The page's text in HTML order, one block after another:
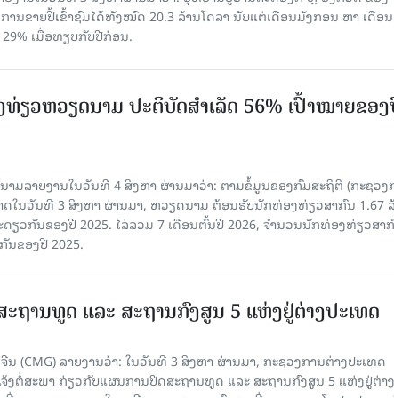
ການຂາຍປີ້ເຂົ້າຊົມໄດ້ທັງໝົດ 20.3 ລ້ານໂດລາ ນັບແຕ່ເດືອນມັງກອນ ຫາ ເດືອນ
ເມື່ອທຽບກັບປີກ່ອນ.
ຽວຫວຽດນາມ ​ປະ​ຕິ​ບັດ​ສຳ​ເລັດ 56% ເປົ້າ​ໝາຍຂອ
າມລາຍງານໃນວັນທີ 4 ສິງຫາ ຜ່ານມາວ່າ: ຕາມ​ຂໍ້​ມູນ​ຂອງ​ກົມ​ສະ​ຖິ​ຕິ (ກະ​ຊວງ​
ດ​ໃນ​ວັນ​ທີ 3 ສິງ​ຫາ​ ຜ່ານມາ, ຫວຽດ​ນາມ ຕ້ອນ​ຮັບ​ນັກທ່ອງ​ທ່ຽວ​ສາ​ກົນ 1.67
ຽວ​ກັນ​ຂອງ​ປີ 2025. ໄລ່​ລວມ 7 ເດືອນ​ຕົ້ນ​ປີ 2026, ຈຳ​ນວນ​ນັກ​ທ່ອງ​ທ່ຽວ​ສາ​
ນ​ຂອງ​ປີ​ 2025.
ະຖານທູດ ແ​ລະ ສະຖານກົງສູນ 5 ແຫ່ງ​ຢູ່​ຕ່າງ​ປະ​ເທດ
(CMG) ລາຍງານວ່າ: ໃນວັນທີ 3 ສິງ​ຫາ ຜ່ານມາ, ກະຊວງການຕ່າງປະເທດ
ຈ້ງຕໍ່ສະພາ ກ່ຽວກັບແຜນການປິດສະຖານທູດ ແ​ລະ ສະຖານກົງສູນ 5 ແຫ່ງຢູ່​ຕ່າ